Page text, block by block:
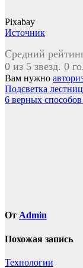
Pixabay
Источник
Средний
0 из 5 звезд. 0
Вам нужно
Навигация
по
Подсветка
6 верных
От Admin
Похожая запись
Технологии